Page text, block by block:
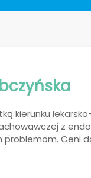
kierunku
z
Ceni